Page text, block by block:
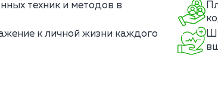
техник и методов в
к личной жизни каждого